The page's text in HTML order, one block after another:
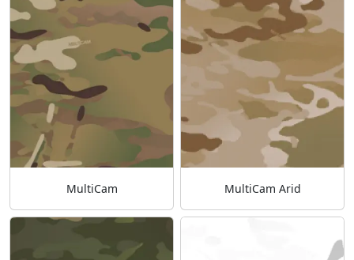
MultiCam MultiCam Arid